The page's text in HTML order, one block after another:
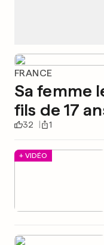
FRANCE
Sa femme
fils de 17
32 1
+ VIDÉO